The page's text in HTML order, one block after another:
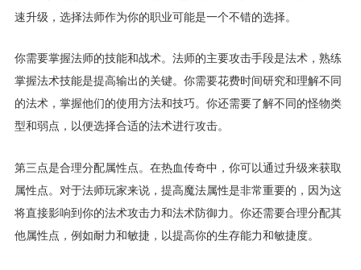
速升级，选择法师作为你的职业可能是一个不错的选择。
你需要掌握法师的技能和战术。法师的主要攻击手段是法术，熟练
掌握法术技能是提高输出的关键。你需要花费时间研究和理解不同
的法术，掌握他们的使用方法和技巧。你还需要了解不同的怪物类
型和弱点，以便选择合适的法术进行攻击。
第三点是合理分配属性点。在热血传奇中，你可以通过升级来获取
属性点。对于法师玩家来说，提高魔法属性是非常重要的，因为这
将直接影响到你的法术攻击力和法术防御力。你还需要合理分配其
他属性点，例如耐力和敏捷，以提高你的生存能力和敏捷度。